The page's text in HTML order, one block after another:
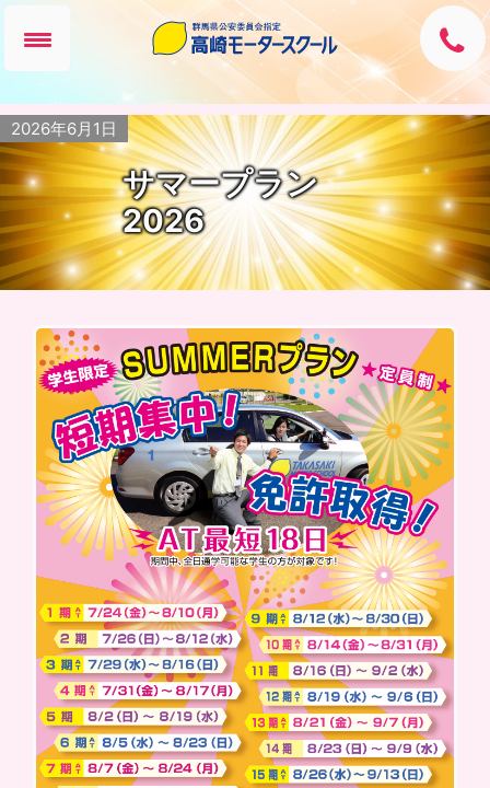
サマープラン
2026
2026年6月1日